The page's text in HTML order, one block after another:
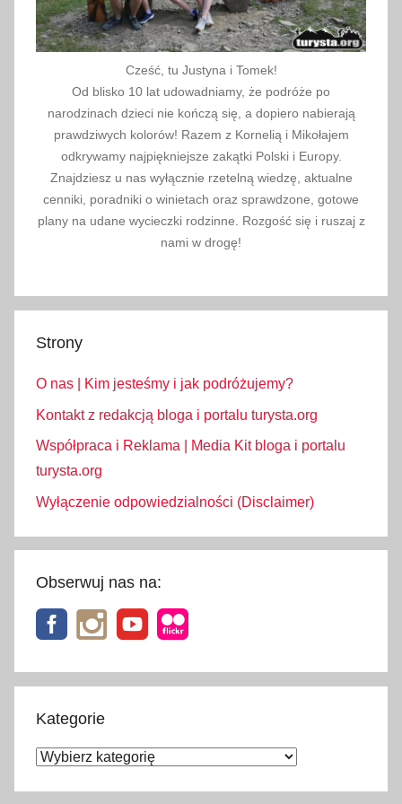
Cześć, tu Justyna i Tomek!
Od blisko 10 lat udowadniamy, że podróże po
narodzinach dzieci nie kończą się, a dopiero nabierają
prawdziwych kolorów! Razem z Kornelią i Mikołajem
odkrywamy najpiękniejsze zakątki Polski i Europy.
Znajdziesz u nas wyłącznie rzetelną wiedzę, aktualne
cenniki, poradniki o winietach oraz sprawdzone, gotowe
plany na udane wycieczki rodzinne. Rozgość się i ruszaj z
nami w drogę!
Strony
O nas | Kim jesteśmy i jak podróżujemy?
Kontakt z redakcją bloga i portalu turysta.org
Współpraca i Reklama | Media Kit bloga i portalu
turysta.org
Wyłączenie odpowiedzialności (Disclaimer)
Obserwuj nas na:
Kategorie
Kategorie